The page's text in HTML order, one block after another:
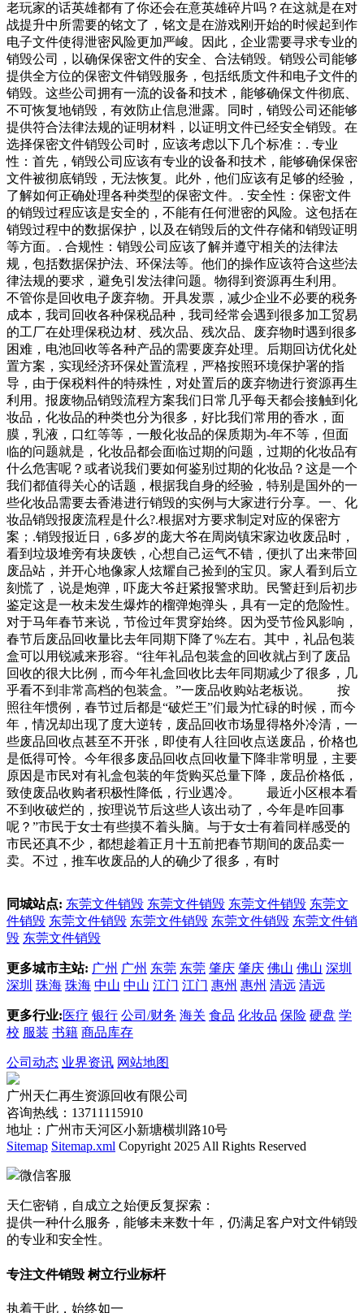
老玩家的话英雄都有了你还会在意英雄碎片吗？在这就是在对
战提升中所需要的铭文了，铭文是在游戏刚开始的时候起到作
电子文件使得泄密风险更加严峻。因此，企业需要寻求专业的
销毁公司，以确保保密文件的安全、合法销毁。销毁公司能够
提供全方位的保密文件销毁服务，包括纸质文件和电子文件的
销毁。这些公司拥有一流的设备和技术，能够确保文件彻底、
不可恢复地销毁，有效防止信息泄露。同时，销毁公司还能够
提供符合法律法规的证明材料，以证明文件已经安全销毁。在
选择保密文件销毁公司时，应该考虑以下几个标准：. 专业
性：首先，销毁公司应该有专业的设备和技术，能够确保保密
文件被彻底销毁，无法恢复。此外，他们应该有足够的经验，
了解如何正确处理各种类型的保密文件。. 安全性：保密文件
的销毁过程应该是安全的，不能有任何泄密的风险。这包括在
销毁过程中的数据保护，以及在销毁后的文件存储和销毁证明
等方面。. 合规性：销毁公司应该了解并遵守相关的法律法
规，包括数据保护法、环保法等。他们的操作应该符合这些法
律法规的要求，避免引发法律问题。物得到资源再生利用。
不管你是回收电子废弃物。开具发票，减少企业不必要的税务
成本，我司回收各种保税品种，我司经常会遇到很多加工贸易
的工厂在处理保税边材、残次品、残次品、废弃物时遇到很多
困难，电池回收等各种产品的需要废弃处理。后期回访优化处
置方案，实现经济环保处置流程，严格按照环境保护署的指
导，由于保税料件的特殊性，对处置后的废弃物进行资源再生
利用。报废物品销毁流程方案我们日常几乎每天都会接触到化
妆品，化妆品的种类也分为很多，好比我们常用的香水，面
膜，乳液，口红等等，一般化妆品的保质期为-年不等，但面
临的问题就是，化妆品都会面临过期的问题，过期的化妆品有
什么危害呢？或者说我们要如何鉴别过期的化妆品？这是一个
我们都值得关心的话题，根据我自身的经验，特别是国外的一
些化妆品需要去香港进行销毁的实例与大家进行分享。一、化
妆品销毁报废流程是什么?.根据对方要求制定对应的保密方
案；.销毁报近日，6多岁的庞大爷在周岗镇宋家边收废品时，
看到垃圾堆旁有块废铁，心想自己运气不错，便扒了出来带回
废品站，并开心地像家人炫耀自己捡到的宝贝。家人看到后立
刻慌了，说是炮弹，吓庞大爷赶紧报警求助。民警赶到后初步
鉴定这是一枚未发生爆炸的榴弹炮弹头，具有一定的危险性。
对于马年春节来说，节俭过年贯穿始终。因为受节俭风影响，
春节后废品回收量比去年同期下降了%左右。其中，礼品包装
盒可以用锐减来形容。“往年礼品包装盒的回收就占到了废品
回收的很大比例，而今年礼盒回收比去年同期减少了很多，几
乎看不到非常高档的包装盒。”一废品收购站老板说。 按
照往年惯例，春节过后都是“破烂王”们最为忙碌的时候，而今
年，情况却出现了度大逆转，废品回收市场显得格外冷清，一
些废品回收点甚至不开张，即使有人往回收点送废品，价格也
是低得可怜。今年很多废品回收点回收量下降非常明显，主要
原因是市民对有礼盒包装的年货购买总量下降，废品价格低，
致使废品收购者积极性降低，行业遇冷。 最近小区根本看
不到收破烂的，按理说节后这些人该出动了，今年是咋回事
呢？”市民于女士有些摸不着头脑。与于女士有着同样感受的
市民还真不少，都想趁着正月十五前把春节期间的废品卖一
卖。不过，推车收废品的人的确少了很多，有时
同城站点: 东莞文件销毁 东莞文件销毁 东莞文件销毁 东莞文
件销毁 东莞文件销毁 东莞文件销毁 东莞文件销毁 东莞文件销
毁 东莞文件销毁
更多城市主站: 广州 广州 东莞 东莞 肇庆 肇庆 佛山 佛山 深圳
深圳 珠海 珠海 中山 中山 江门 江门 惠州 惠州 清远 清远
更多行业: 医疗 银行 公司/财务 海关 食品 化妆品 保险 硬盘 学
校 服装 书籍 商品库存
公司动态 业界资讯 网站地图
广州天仁再生资源回收有限公司
咨询热线：13711115910
地址：广州市天河区小新塘横圳路10号
Sitemap Sitemap.xml Copyright 2025 All Rights Reserved
微信客服
天仁密销，自成立之始便反复探索：
提供一种什么服务，能够未来数十年，仍满足客户对文件销毁
的专业和安全性。
专注文件销毁 树立行业标杆
执着于此，始终如一